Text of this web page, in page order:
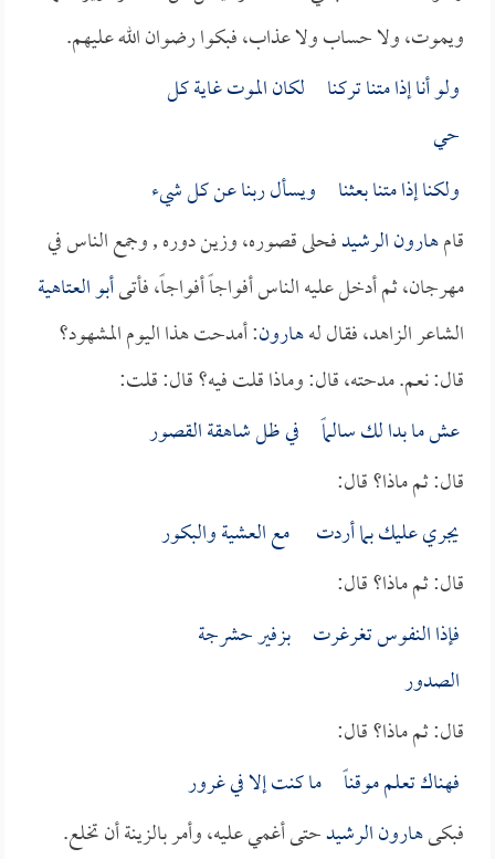
ويموت، ولا حساب ولا عذاب، فبكوا رضوان الله عليهم.
ولو أنا إذا متنا تركنا لكان الموت غاية كل
حي
ولكنا إذا متنا بعثنا ويسأل ربنا عن كل شيء
قامهارون الرشيدفحلى قصوره، وزين دوره , وجمع الناس في
مهرجان، ثم أدخل عليه الناس أفواجاً أفواجاً، فأتىأبو العتاهية
الشاعر الزاهد، فقال لههارون: أمدحت هذا اليوم المشهود؟
قال: نعم. مدحته، قال: وماذا قلت فيه؟ قال: قلت:
عش ما بدا لك سالماً في ظل شاهقة القصور
قال: ثم ماذا؟ قال:
يجري عليك بما أردت مع العشية والبكور
قال: ثم ماذا؟ قال:
فإذا النفوس تغرغرت بزفير حشرجة
الصدور
قال: ثم ماذا؟ قال:
فهناك تعلم موقناً ما كنت إلا في غرور
فبكىهارون الرشيدحتى أغمي عليه، وأمر بالزينة أن تخلع.